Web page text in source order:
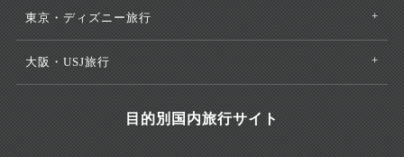
東京・ディズニー旅行
大阪・USJ旅行
目的別国内旅行サイト